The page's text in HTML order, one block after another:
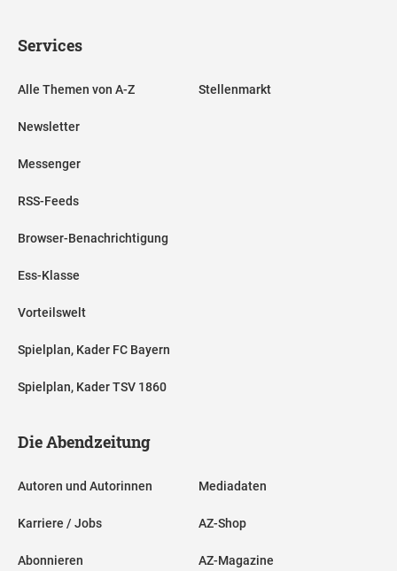
Services
Alle Themen von A-Z
Newsletter
Messenger
RSS-Feeds
Browser-Benachrichtigung
Ess-Klasse
Vorteilswelt
Spielplan, Kader FC Bayern
Spielplan, Kader TSV 1860
Stellenmarkt
Die Abendzeitung
Autoren und Autorinnen
Karriere / Jobs
Abonnieren
Mediadaten
AZ-Shop
AZ-Magazine